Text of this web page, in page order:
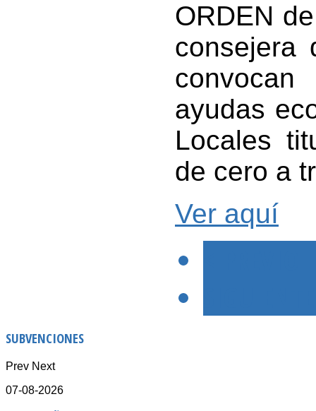
ORDEN
consejera
ayudas
Locales
de cero a
Ver aquí
SUBVENCIONES
Prev Next
07-08-2026